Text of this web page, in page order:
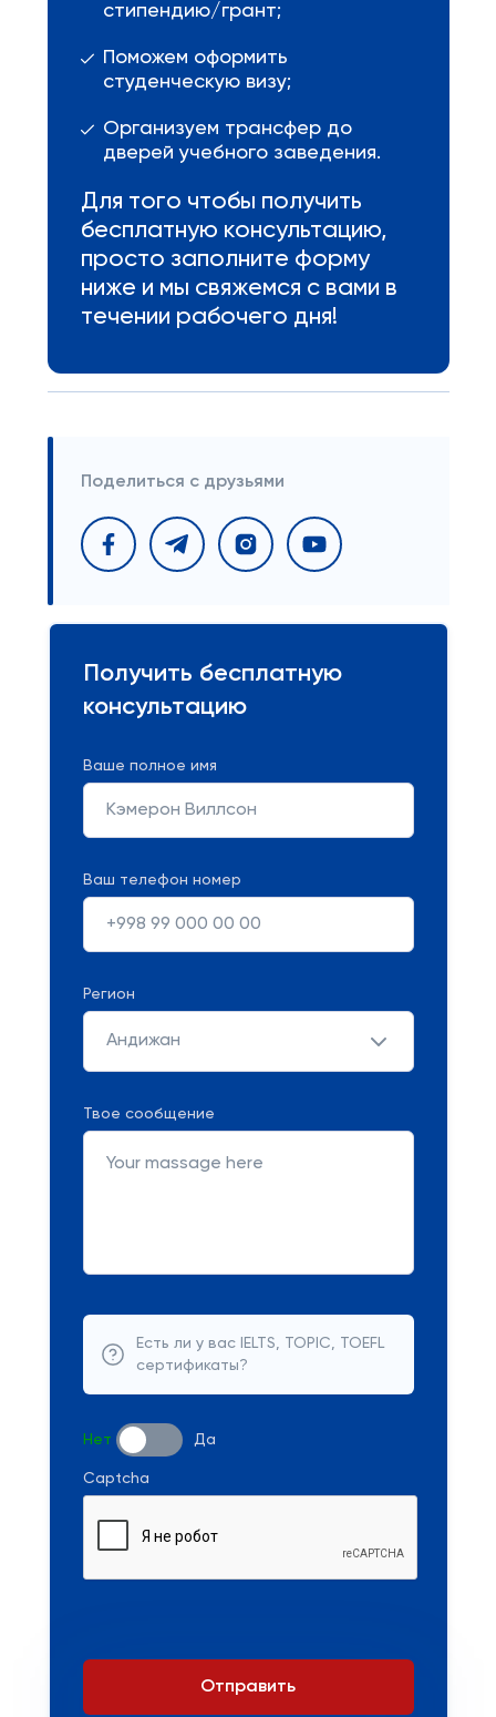
стипендию/грант;
Поможем оформить
студенческую визу;
Организуем трансфер до
дверей учебного заведения.
Для того чтобы получить
бесплатную консультацию,
просто заполните форму
ниже и мы свяжемся с вами в
течении рабочего дня!
Поделиться с друзьями
Получить бесплатную
консультацию
Ваше полное имя
Ваш телефон номер
Регион
Андижан
Твое сообщение
Есть ли у вас IELTS, TOPIC, TOEFL
сертификаты?
Нет Да
Captcha
Отправить